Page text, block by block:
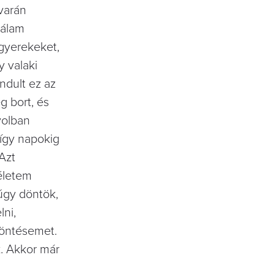
valaki
ez az
bort, és
napokig
döntök,
Akkor már